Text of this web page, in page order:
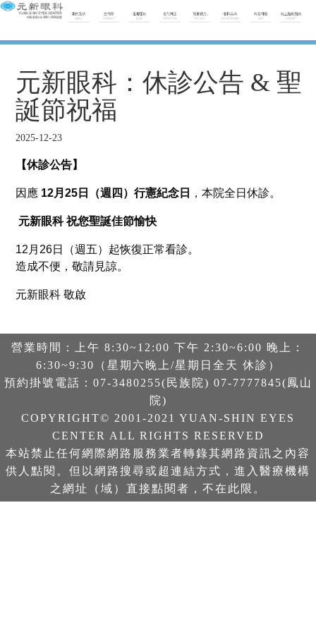
元新眼科：休診公告 & 聖
誕節祝福
2025-12-23
【休診公告】
因應 12月25日（週四）行憲紀念日 ，本院全日休診。
元新眼科 祝您聖誕佳節愉快
12月26日（週五）起恢復正常看診。
造成不便，敬請見諒。
元新眼科 敬啟
營業時間：上午 8:30~12:00 下午 2:30~6:00 晚上：
6:30~9:30（星期六晚上/星期日全天 休診）
預約掛號電話：07-3480255(民族院) 07-7777845(鳳山
院)
COPYRIGHT© 2001-2021 YUAN-SHIN EYES
CENTER ALL RIGHTS RESERVED
本站禁止任何網際網路服務業者轉錄其網路資訊之內容
供人點閱。但以網路搜尋或超連結方式，進入醫療機構
之網址（域）直接點閱者，不在此限。